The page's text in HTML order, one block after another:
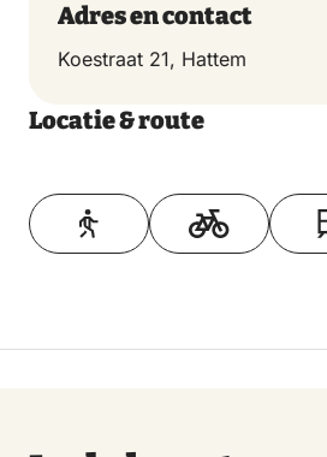
Adres en contact
Koestraat 21, Hattem
Locatie & route
Toon op kaart